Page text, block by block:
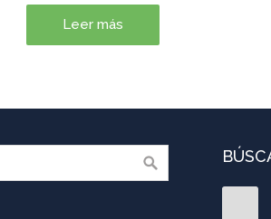
Leer más